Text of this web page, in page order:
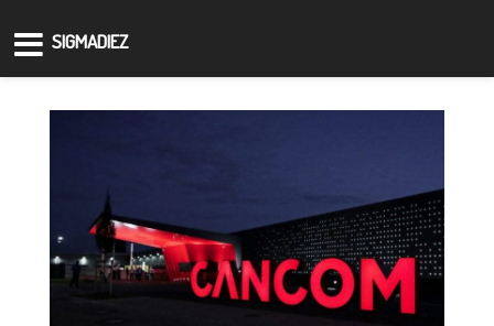
SIGMADIEZ